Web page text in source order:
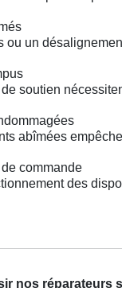
ou un
soutien
abîmées
commande
des
nos réparateurs